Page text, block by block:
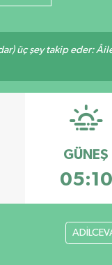
üç şey takip eder:
GÜNEŞ
05:10